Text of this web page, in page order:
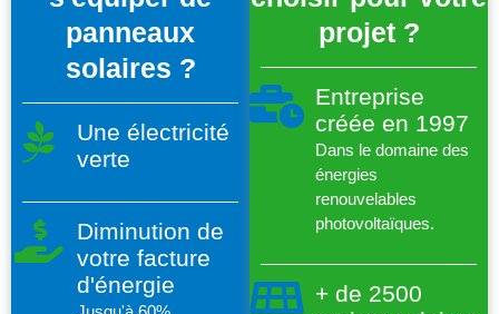
panneaux
solaires ?
Une électricité
verte
Diminution de
votre facture
d'énergie
projet ?
Entreprise
créée en 1997
Dans le domaine des
énergies
renouvelables
photovoltaïques.
+ de 2500